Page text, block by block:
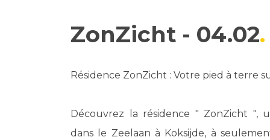
ZonZicht - 04.02
Résidence ZonZicht : Votre pied à terre
Découvrez la résidence " ZonZicht ",
dans le Zeelaan à Koksijde, à